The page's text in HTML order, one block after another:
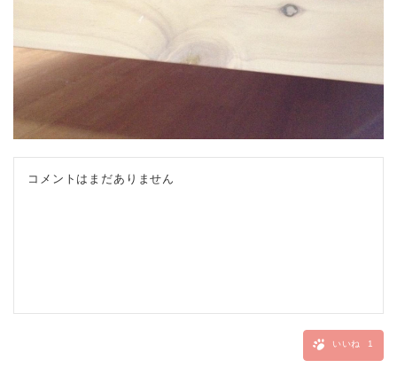
コメントはまだありません
いいね 1